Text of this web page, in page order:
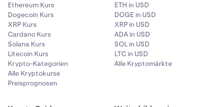
Ethereum Kurs
Dogecoin Kurs
XRP Kurs
Cardano Kurs
Solana Kurs
Litecoin Kurs
Krypto-Kategorien
Alle Kryptokurse
Preisprognosen
ETH in USD
DOGE in USD
XRP in USD
ADA in USD
SOL in USD
LTC in USD
Alle Kryptomärkte